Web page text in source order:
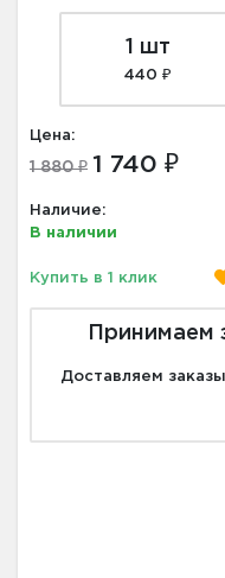
1 шт
440 ₽
Цена:
1 880 ₽ 1 740 ₽
Наличие:
В наличии
Купить в 1 клик
Принимаем
Доставляем